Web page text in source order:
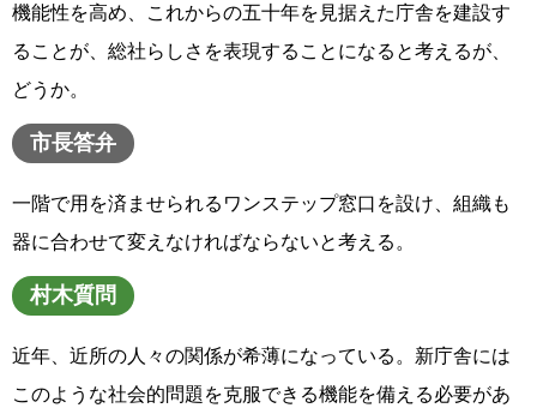
機能性を高め、これからの五十年を見据えた庁舎を建設す
ることが、総社らしさを表現することになると考えるが、
どうか。
市長答弁
一階で用を済ませられるワンステップ窓口を設け、組織も
器に合わせて変えなければならないと考える。
村木質問
近年、近所の人々の関係が希薄になっている。新庁舎には
このような社会的問題を克服できる機能を備える必要があ